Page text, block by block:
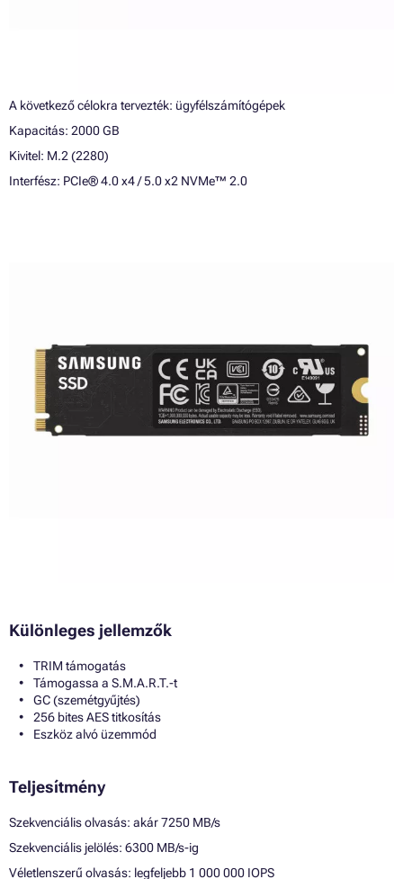
A következő célokra tervezték: ügyfélszámítógépek
Kapacitás: 2000 GB
Kivitel: M.2 (2280)
Interfész: PCIe® 4.0 x4 / 5.0 x2 NVMe™ 2.0
Különleges jellemzők
TRIM támogatás
Támogassa a S.M.A.R.T.-t
GC (szemétgyűjtés)
256 bites AES titkosítás
Eszköz alvó üzemmód
Teljesítmény
Szekvenciális olvasás: akár 7250 MB/s
Szekvenciális jelölés: 6300 MB/s-ig
Véletlenszerű olvasás: legfeljebb 1 000 000 IOPS